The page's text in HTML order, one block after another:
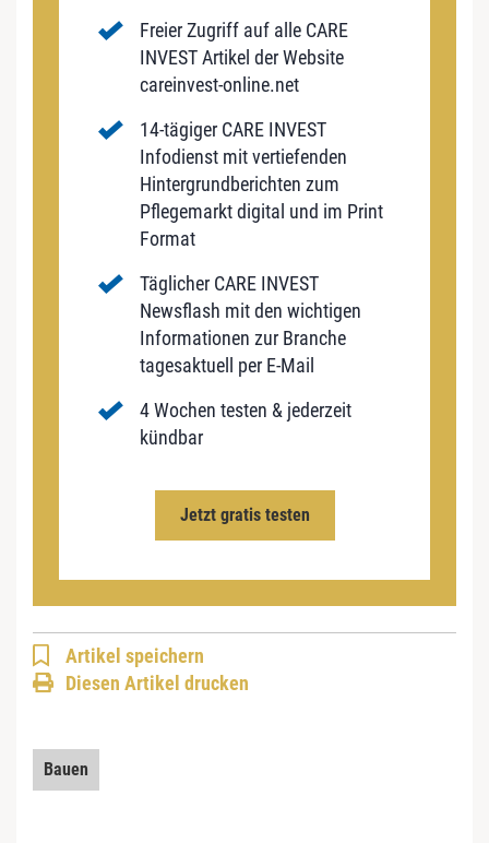
Freier Zugriff auf alle CARE
INVEST Artikel der Website
careinvest-online.net
14-tägiger CARE INVEST
Infodienst mit vertiefenden
Hintergrundberichten zum
Pflegemarkt digital und im Print
Format
Täglicher CARE INVEST
Newsflash mit den wichtigen
Informationen zur Branche
tagesaktuell per E-Mail
4 Wochen testen & jederzeit
kündbar
Jetzt gratis testen
Artikel speichern
Diesen Artikel drucken
Bauen